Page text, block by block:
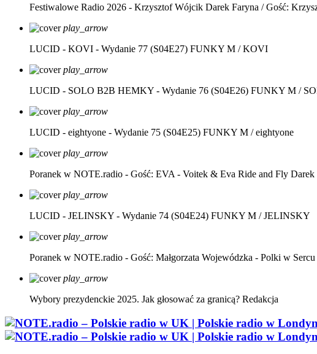
Festiwalowe Radio 2026 - Krzysztof Wójcik Darek Faryna / Gość:
play_arrow
LUCID - KOVI - Wydanie 77 (S04E27) FUNKY M / KOVI
play_arrow
LUCID - SOLO B2B HEMKY - Wydanie 76 (S04E26) FUNKY M /
play_arrow
LUCID - eightyone - Wydanie 75 (S04E25) FUNKY M / eightyone
play_arrow
Poranek w NOTE.radio - Gość: EVA - Voitek & Eva Ride and Fly Darek
play_arrow
LUCID - JELINSKY - Wydanie 74 (S04E24) FUNKY M / JELINSKY
play_arrow
Poranek w NOTE.radio - Gość: Małgorzata Wojewódzka - Polki w
play_arrow
Wybory prezydenckie 2025. Jak głosować za granicą? Redakcja